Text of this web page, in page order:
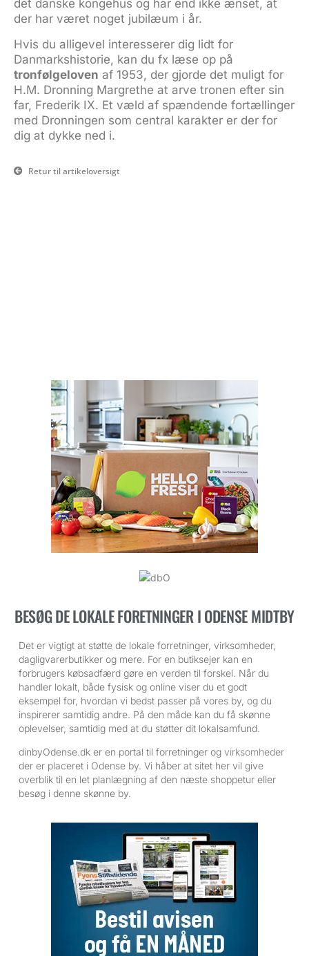
det danske kongehus og har end ikke ænset, at
der har været noget jubilæum i år.
Hvis du alligevel interesserer dig lidt for
Danmarkshistorie, kan du fx læse op på
tronfølgeloven af 1953, der gjorde det muligt for
H.M. Dronning Margrethe at arve tronen efter sin
far, Frederik IX. Et væld af spændende fortællinger
med Dronningen som central karakter er der for
dig at dykke ned i.
Retur til artikeloversigt
BESØG DE LOKALE FORETNINGER I ODENSE MIDTBY
Det er vigtigt at støtte de lokale forretninger, virksomheder,
dagligvarerbutikker og mere. For en butiksejer kan en
forbrugers købsadfærd gøre en verden til forskel. Når du
handler lokalt, både fysisk og online viser du et godt
eksempel for, hvordan vi bedst passer på vores by, og du
inspirerer samtidig andre. På den måde kan du få skønne
oplevelser, samtidig med at du støtter dit lokalsamfund.
dinbyOdense.dk er en portal til forretninger ogvirksomheder
der er placeret i Odense by. Vi håber at sitet her vil give
overblik til en let planlægning af den næste shoppetur eller
besøg i denne skønne by.